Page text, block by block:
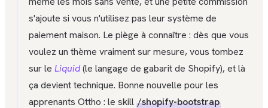
s'ajoute si vous n'utilisez pas leur système de
paiement maison. Le piège à connaître : dès que vous
voulez un thème vraiment sur mesure, vous tombez
sur le Liquid(le langage de gabarit de Shopify), et là
ça devient technique. Bonne nouvelle pour les
apprenants Ottho : le skill /shopify-bootstrap